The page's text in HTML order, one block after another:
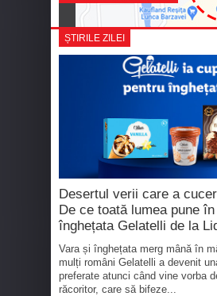
ȘTIRILE ZILEI
Desertul verii care a
De ce toată lumea pune
înghețata Gelatelli de la
Vara și înghețata merg mână în
mulți români Gelatelli a devenit
preferate atunci când vine vorba
răcoritor, care să bifeze...